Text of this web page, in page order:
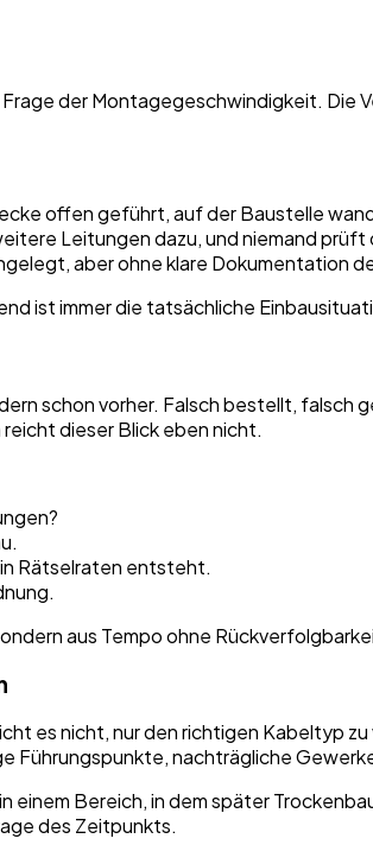
der Montagegeschwindigkeit.
offen geführt, auf der Baustelle
Leitungen dazu, und niemand
aber ohne klare Dokumentation
ist immer die tatsächliche
schon vorher. Falsch bestellt,
dieser Blick eben nicht.
Rätselraten entsteht.
aus Tempo ohne
es nicht, nur den richtigen Kabeltyp
nachträgliche
Bereich, in dem später
des Zeitpunkts.